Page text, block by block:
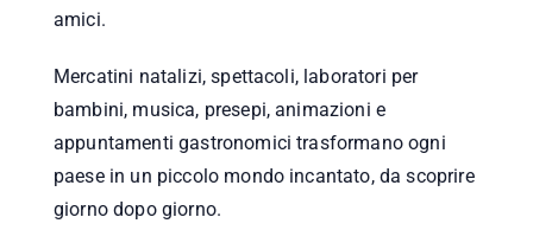
amici.
Mercatini natalizi, spettacoli, laboratori per
bambini, musica, presepi, animazioni e
appuntamenti gastronomici trasformano ogni
paese in un piccolo mondo incantato, da scoprire
giorno dopo giorno.